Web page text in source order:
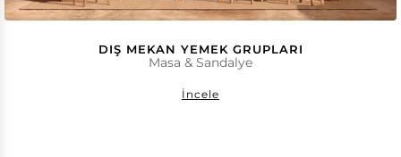
DIŞ MEKAN YEMEK GRUPLARI
Masa & Sandalye
İncele